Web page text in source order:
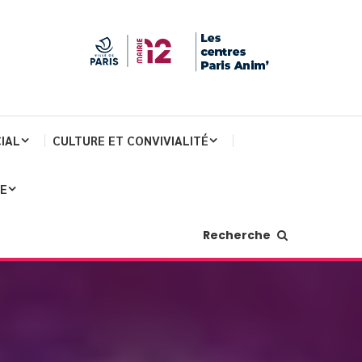
CULTURE ET CONVIVIALITÉ
Recherche